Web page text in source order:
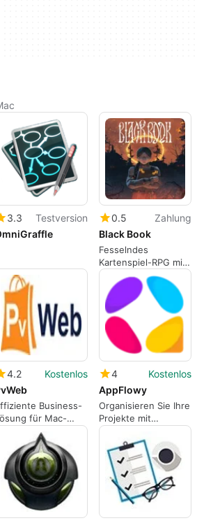
3.3
Testversion
0.5
Zahlung
Black Book
Fesselndes
Kartenspiel-RPG mit
düsterer Erzählung
4.2
Kostenlos
Business-
für Mac-
4
Kostenlos
AppFlowy
Organisieren Sie Ihre
Projekte mit
AppFlowy